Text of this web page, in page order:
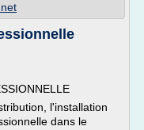
l'installation
dans le